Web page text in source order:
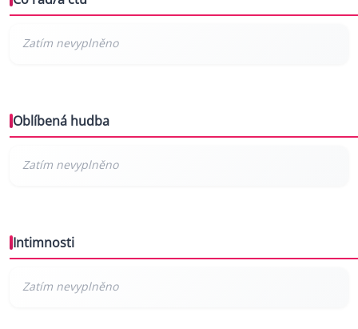
Oblíbená hudba
Intimnosti